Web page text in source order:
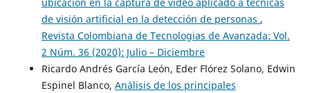
de visión artificial en la detección de personas ,
Revista Colombiana de Tecnologias de Avanzada: Vol.
2 Núm. 36 (2020): Julio – Diciembre
Ricardo Andrés García León, Eder Flórez Solano, Edwin
Espinel Blanco, Análisis de los principales